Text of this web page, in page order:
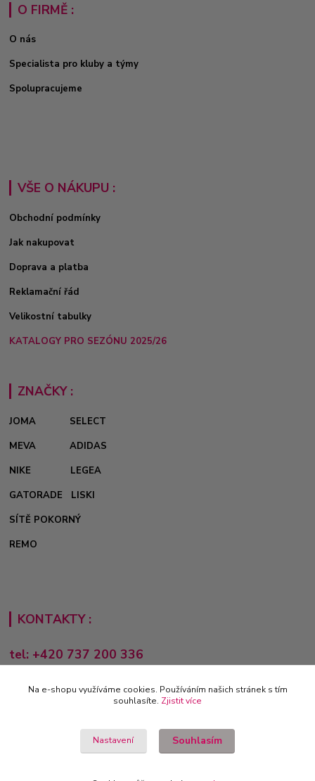
O FIRMĚ :
O nás
Specialista pro kluby a týmy
Spolupracujeme
VŠE O NÁKUPU :
Obchodní podmínky
Jak nakupovat
Doprava a platba
Reklamační řád
Velikostní tabulky
KATALOGY PRO SEZÓNU 2025/26
ZNAČKY :
JOMA
SELECT
MEVA
ADIDAS
NIKE
LEGEA
GATORADE
LISKI
SÍTĚ POKORNÝ
REMO
KONTAKTY :
tel: +420 737 200 336
Pondělí-Pátek: 8 - 17 hodin
obchod@e-sporting.cz
Na e-shopu využíváme cookies. Používáním našich stránek s tím
souhlasíte. Zjistit více
Nastavení Souhlasím